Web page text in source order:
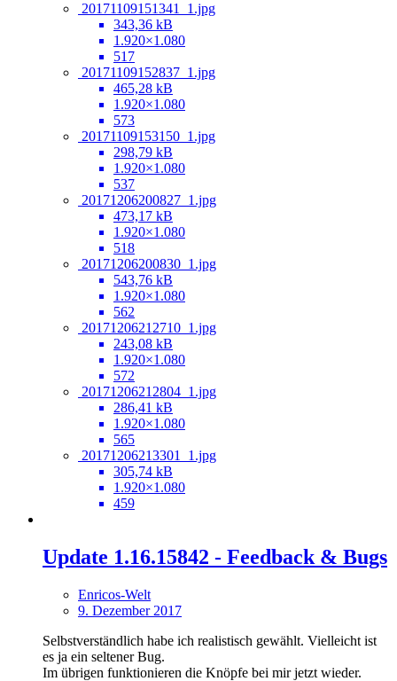
20171109151341_1.jpg
343,36 kB
1.920×1.080
517
20171109152837_1.jpg
465,28 kB
1.920×1.080
573
20171109153150_1.jpg
298,79 kB
1.920×1.080
537
20171206200827_1.jpg
473,17 kB
1.920×1.080
518
20171206200830_1.jpg
543,76 kB
1.920×1.080
562
20171206212710_1.jpg
243,08 kB
1.920×1.080
572
20171206212804_1.jpg
286,41 kB
1.920×1.080
565
20171206213301_1.jpg
305,74 kB
1.920×1.080
459
Update 1.16.15842 - Feedback & Bugs
Enricos-Welt
9. Dezember 2017
Selbstverständlich habe ich realistisch gewählt. Vielleicht ist
es ja ein seltener Bug.
Im übrigen funktionieren die Knöpfe bei mir jetzt wieder.